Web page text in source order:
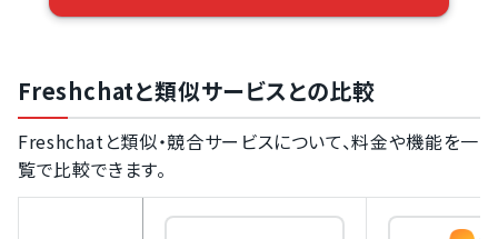
Freshchatと類似サービスとの比較
Freshchatと類似・競合サービスについて、料金や機能を一
覧で比較できます。